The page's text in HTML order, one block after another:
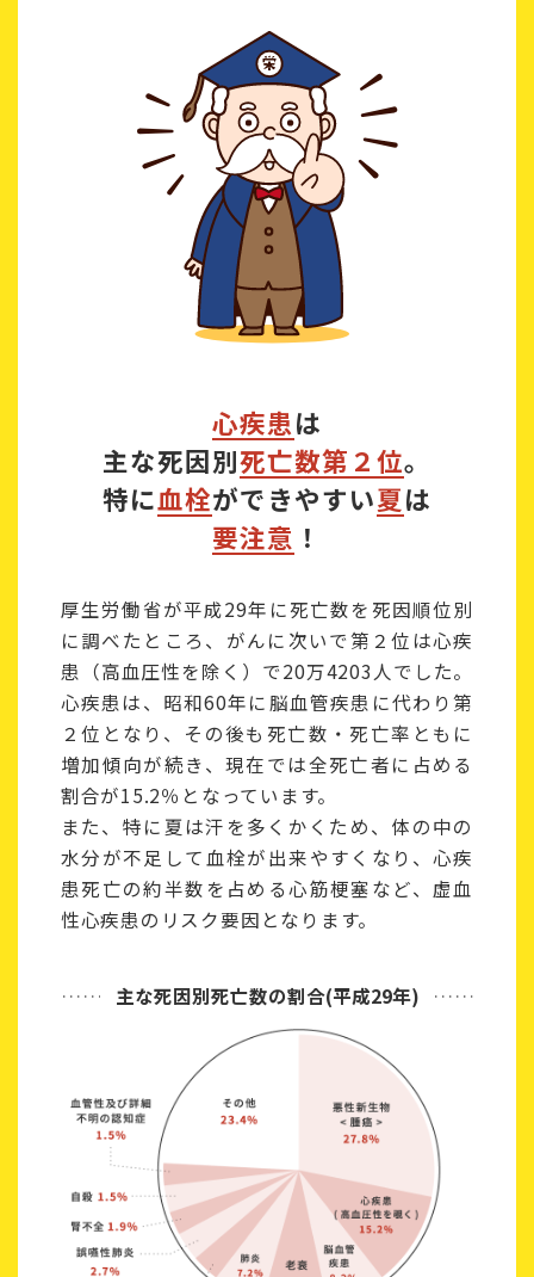
心疾患は
主な死因別死亡数第２位。
特に血栓ができやすい夏は
要注意 ！
主な死因別死亡数の割合(平成29年)
厚生労働省が平成29年に死亡数を死因順位別
に調べたところ、がんに次いで第２位は心疾
患（高血圧性を除く）で20万4203人でした。
心疾患は、昭和60年に脳血管疾患に代わり第
２位となり、その後も死亡数・死亡率ともに
増加傾向が続き、現在では全死亡者に占める
割合が15.2％となっています。
また、特に夏は汗を多くかくため、体の中の
水分が不足して血栓が出来やすくなり、心疾
患死亡の約半数を占める心筋梗塞など、虚血
性心疾患のリスク要因となります。